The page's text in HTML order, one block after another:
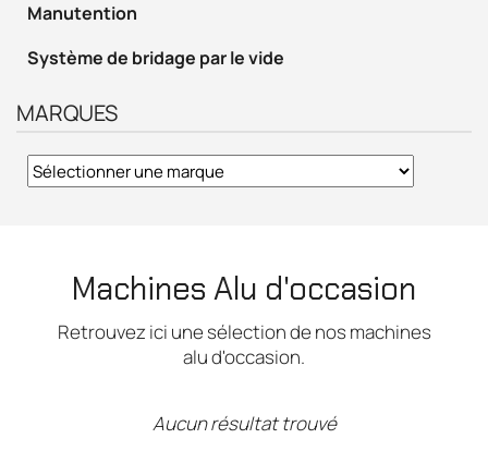
Manutention
Système de bridage par le vide
MARQUES
Machines Alu d'occasion
Retrouvez ici une sélection de nos machines
alu d'occasion.
Aucun résultat trouvé